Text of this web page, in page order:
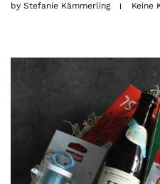
by Stefanie Kämmerling Keine